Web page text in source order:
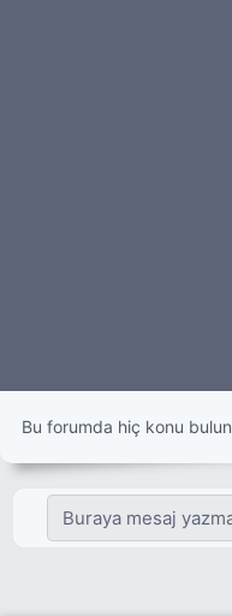
Bu forumda hiç konu
Buraya mesaj